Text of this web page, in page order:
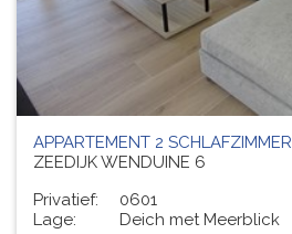
APPARTEMENT 2 SCHLAFZIMMER
ZEEDIJK WENDUINE 6
Privatief:
0601
Lage:
Deich met Meerblick